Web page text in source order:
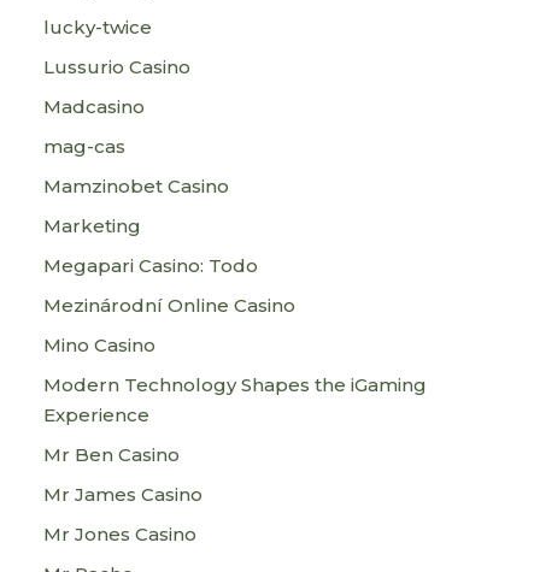
lucky-twice
Lussurio Casino
Madcasino
mag-cas
Mamzinobet Casino
Marketing
Megapari Casino: Todo
Mezinárodní Online Casino
Mino Casino
Modern Technology Shapes the iGaming
Experience
Mr Ben Casino
Mr James Casino
Mr Jones Casino